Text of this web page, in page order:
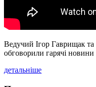
Ведучий Ігор Гаврищак та
обговорили гарячі новини
детальніше